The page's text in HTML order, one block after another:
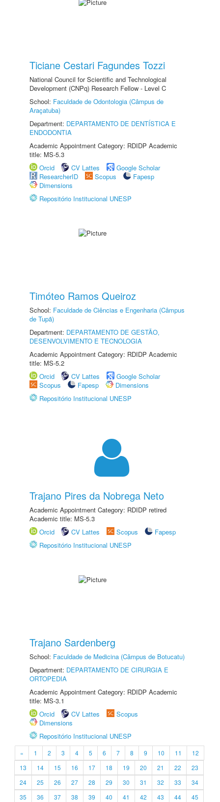
Ticiane Cestari Fagundes Tozzi
National Council for Scientific and Technological
Development (CNPq) Research Fellow - Level C
School: Faculdade de Odontologia (Câmpus de
Araçatuba)
Department: DEPARTAMENTO DE DENTÍSTICA E
ENDODONTIA
Academic Appointment Category: RDIDP Academic
title: MS-5.3
Orcid
CV Lattes
Google Scholar
ResearcherID
Scopus
Fapesp
Dimensions
Repositório Institucional UNESP
Timóteo Ramos Queiroz
School: Faculdade de Ciências e Engenharia (Câmpus
de Tupã)
Department: DEPARTAMENTO DE GESTÃO,
DESENVOLVIMENTO E TECNOLOGIA
Academic Appointment Category: RDIDP Academic
title: MS-5.2
Orcid
CV Lattes
Google Scholar
Scopus
Fapesp
Dimensions
Repositório Institucional UNESP
Trajano Pires da Nobrega Neto
Academic Appointment Category: RDIDP retired
Academic title: MS-5.3
Orcid
CV Lattes Scopus
Fapesp
Repositório Institucional UNESP
Trajano Sardenberg
School: Faculdade de Medicina (Câmpus de Botucatu)
Department: DEPARTAMENTO DE CIRURGIA E
ORTOPEDIA
Academic Appointment Category: RDIDP Academic
title: MS-3.1
Orcid
CV Lattes
Scopus
Dimensions
Repositório Institucional UNESP
« 1 2 3 4 5 6 7 8 9 10 11
12
13
14 15 16 17 18 19 20 21 22
23
24
25 26 27 28 29 30 31 32 33
34
35
36 37 38 39 40 41 42 43 44
45